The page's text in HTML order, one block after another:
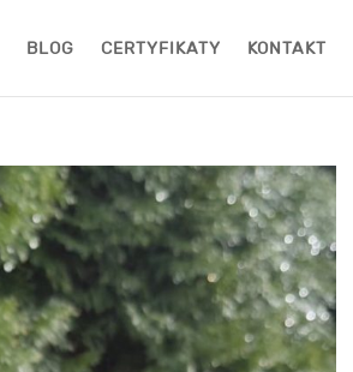
BLOG CERTYFIKATY KONTAKT